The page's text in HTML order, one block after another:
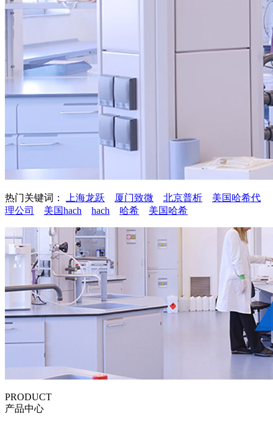
热门关键词： 上海龙跃 厦门致微 北京普析
美国哈希代
理公司
美国hach hach 哈希 美国哈希
PRODUCT
产品中心